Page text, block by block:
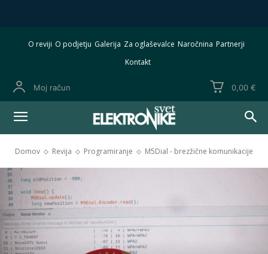
O reviji O podjetju Galerija Za oglaševalce Naročnina Partnerji
Kontakt
Moj račun 0,00 €
Domov Revija Programiranje M5Dial - brezžične komunikacije